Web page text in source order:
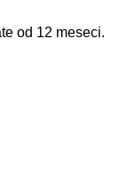
od 12 meseci.